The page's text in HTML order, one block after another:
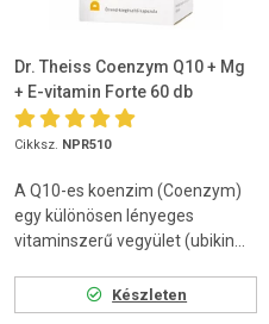
Dr. Theiss Coenzym Q10 + Mg
+ E-vitamin Forte 60 db
Cikksz. NPR510
A Q10-es koenzim (Coenzym)
egy különösen lényeges
vitaminszerű vegyület (ubikin...
Készleten